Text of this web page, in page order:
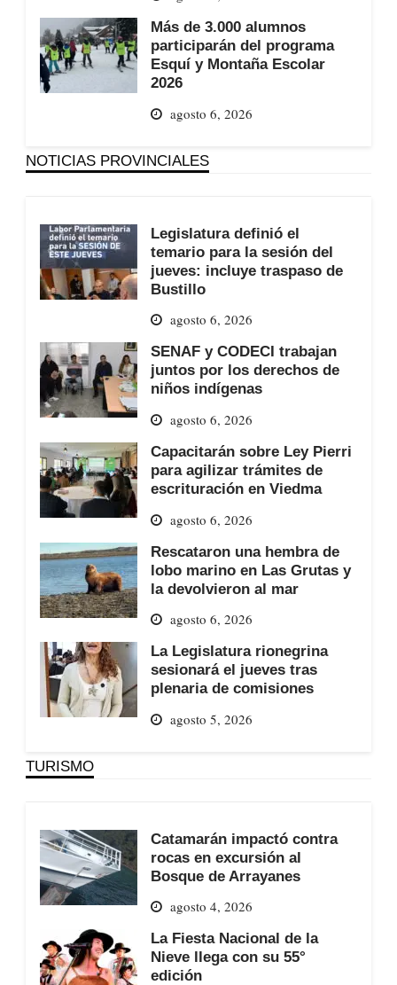
Más de 3.000 alumnos
participarán del programa
Esquí y Montaña Escolar
2026
agosto 6, 2026
NOTICIAS PROVINCIALES
Legislatura definió el
temario para la sesión del
jueves: incluye traspaso de
Bustillo
agosto 6, 2026
SENAF y CODECI trabajan
juntos por los derechos de
niños indígenas
agosto 6, 2026
Capacitarán sobre Ley Pierri
para agilizar trámites de
escrituración en Viedma
agosto 6, 2026
Rescataron una hembra de
lobo marino en Las Grutas y
la devolvieron al mar
agosto 6, 2026
La Legislatura rionegrina
sesionará el jueves tras
plenaria de comisiones
agosto 5, 2026
TURISMO
Catamarán impactó contra
rocas en excursión al
Bosque de Arrayanes
agosto 4, 2026
La Fiesta Nacional de la
Nieve llega con su 55°
edición